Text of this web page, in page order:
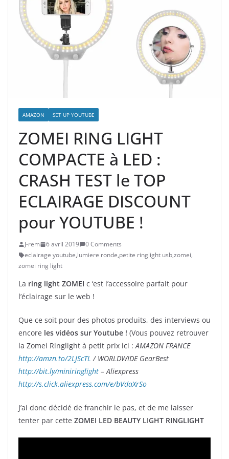
AMAZON SET UP YOUTUBE
ZOMEI RING LIGHT
COMPACTE à LED :
CRASH TEST le TOP
ECLAIRAGE DISCOUNT
pour YOUTUBE !
J-rem 6 avril 2019
0 Comments
eclairage youtube,lumiere ronde,petite ringlight usb,zomei,
zomei ring light
La ring light ZOMEI c ‘est l’accessoire parfait pour
l’éclairage sur le web !
Que ce soit pour des photos produits, des interviews ou
encore les vidéos sur Youtube ! (Vous pouvez retrouver
la Zomei Ringlight à petit prix ici :AMAZON FRANCE
http://amzn.to/2LJScTL / WORLDWIDE GearBest
http://bit.ly/miniringlight – Aliexpress
http://s.click.aliexpress.com/e/bVdaXrSo
J’ai donc décidé de franchir le pas, et de me laisser
tenter par cette ZOMEI LED BEAUTY LIGHT RINGLIGHT